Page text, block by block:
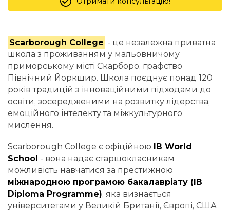
Scarborough College - це незалежна приватна
школа з проживанням у мальовничому
приморському місті Скарборо, графство
Північний Йоркшир. Школа поєднує понад 120
років традицій з інноваційними підходами до
освіти, зосередженими на розвитку лідерства,
емоційного інтелекту та міжкультурного
мислення.
Scarborough College є офіційною IB World
School - вона надає старшокласникам
можливість навчатися за престижною
міжнародною програмою бакалавріату (IB
Diploma Programme), яка визнається
університетами у Великій Британії, Європі, США